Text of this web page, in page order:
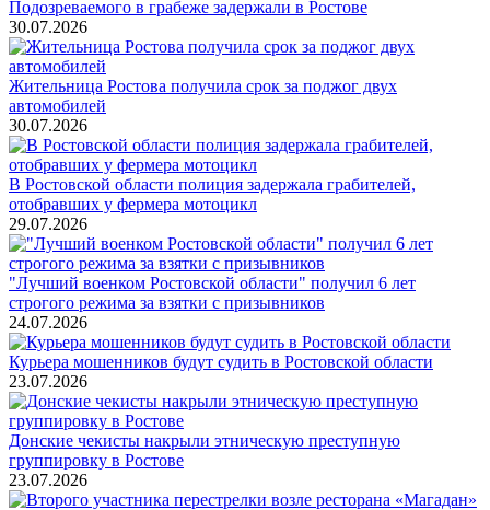
Подозреваемого в грабеже задержали в Ростове
30.07.2026
Жительница Ростова получила срок за поджог двух
автомобилей
30.07.2026
В Ростовской области полиция задержала грабителей,
отобравших у фермера мотоцикл
29.07.2026
"Лучший военком Ростовской области" получил 6 лет
строгого режима за взятки с призывников
24.07.2026
Курьера мошенников будут судить в Ростовской области
23.07.2026
Донские чекисты накрыли этническую преступную
группировку в Ростове
23.07.2026